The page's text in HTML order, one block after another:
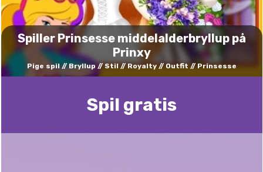
Spiller Prinsesse middelalderbryllup på
Prinxy
Pige spil Bryllup Stil Royalty Outfit Prinsesse
Spil gratis